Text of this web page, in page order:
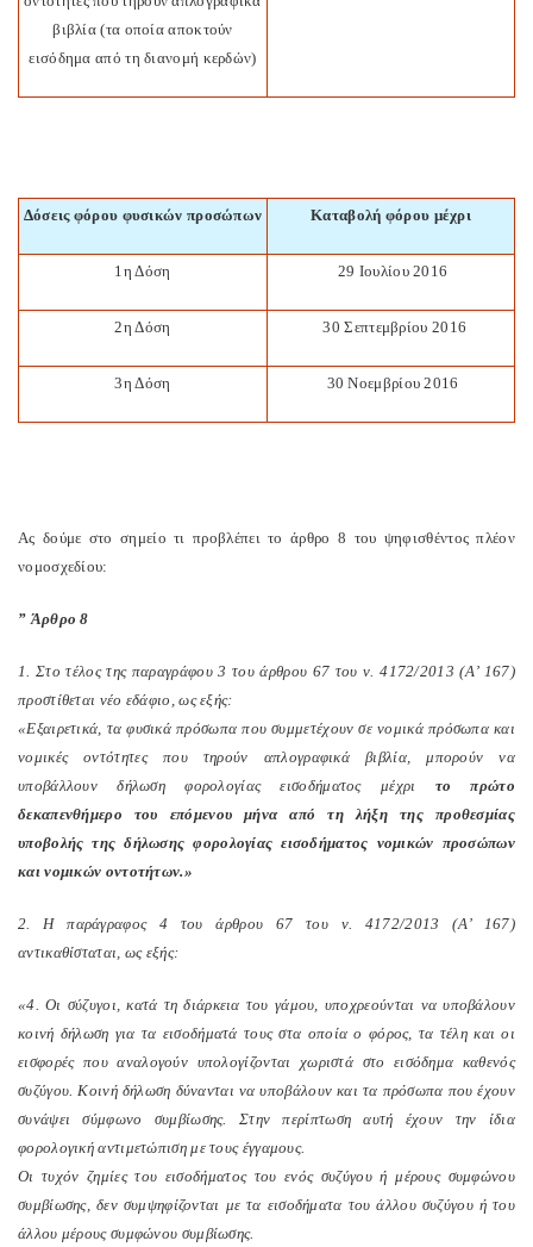
βιβλία (τα οποία αποκτούν
εισόδημα από τη διανομή κερδών)
Δόσεις φόρου φυσικών προσώπων Καταβολή φόρου μέχρι
1η Δόση 29 Ιουλίου 2016
2η Δόση 30 Σεπτεμβρίου 2016
3η Δόση 30 Νοεμβρίου 2016
Ας δούμε στο σημείο τι προβλέπει το άρθρο 8 του ψηφισθέντος πλέον
νομοσχεδίου:
” Άρθρο 8
1. Στο τέλος της παραγράφου 3 του άρθρου 67 του ν. 4172/2013 (Α’ 167)
προστίθεται νέο εδάφιο, ως εξής:
«Εξαιρετικά, τα φυσικά πρόσωπα που συμμετέχουν σε νομικά πρόσωπα και
νομικές οντότητες που τηρούν απλογραφικά βιβλία, μπορούν να
υποβάλλουν δήλωση φορολογίας εισοδήματος μέχρι το πρώτο
δεκαπενθήμερο του επόμενου μήνα από τη λήξη της προθεσμίας
υποβολής της δήλωσης φορολογίας εισοδήματος νομικών προσώπων
και νομικών οντοτήτων.»
2. Η παράγραφος 4 του άρθρου 67 του ν. 4172/2013 (Α’ 167)
αντικαθίσταται, ως εξής:
«4. Οι σύζυγοι, κατά τη διάρκεια του γάμου, υποχρεούνται να υποβάλουν
κοινή δήλωση για τα εισοδήματά τους στα οποία ο φόρος, τα τέλη και οι
εισφορές που αναλογούν υπολογίζονται χωριστά στο εισόδημα καθενός
συζύγου. Κοινή δήλωση δύνανται να υποβάλουν και τα πρόσωπα που έχουν
συνάψει σύμφωνο συμβίωσης. Στην περίπτωση αυτή έχουν την ίδια
φορολογική αντιμετώπιση με τους έγγαμους.
Οι τυχόν ζημίες του εισοδήματος του ενός συζύγου ή μέρους συμφώνου
συμβίωσης, δεν συμψηφίζονται με τα εισοδήματα του άλλου συζύγου ή του
άλλου μέρους συμφώνου συμβίωσης.